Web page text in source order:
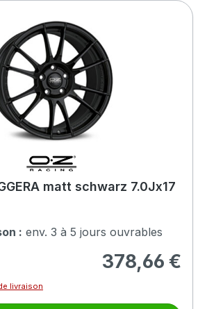
matt schwarz 7.0Jx17
: env. 3 à 5 jours ouvrables
Prix régulier :
378,66 €
livraison